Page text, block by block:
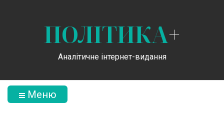
ПОЛІТИКА+
Аналітичне інтернет-видання
Меню